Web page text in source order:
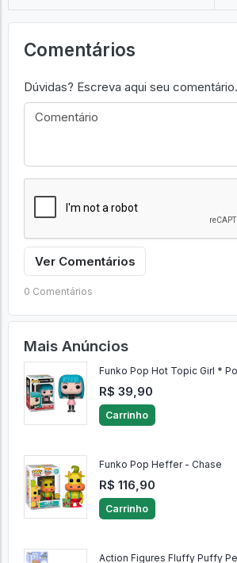
Comentários
Dúvidas? Escreva aqui seu comentário.
Ver Comentários
0 Comentários
Mais Anúncios
Funko Pop Hot Topic Girl *
R$ 39,90
Carrinho
Funko Pop Heffer - Chase
R$ 116,90
Carrinho
Action Figures Fluffy Puffy